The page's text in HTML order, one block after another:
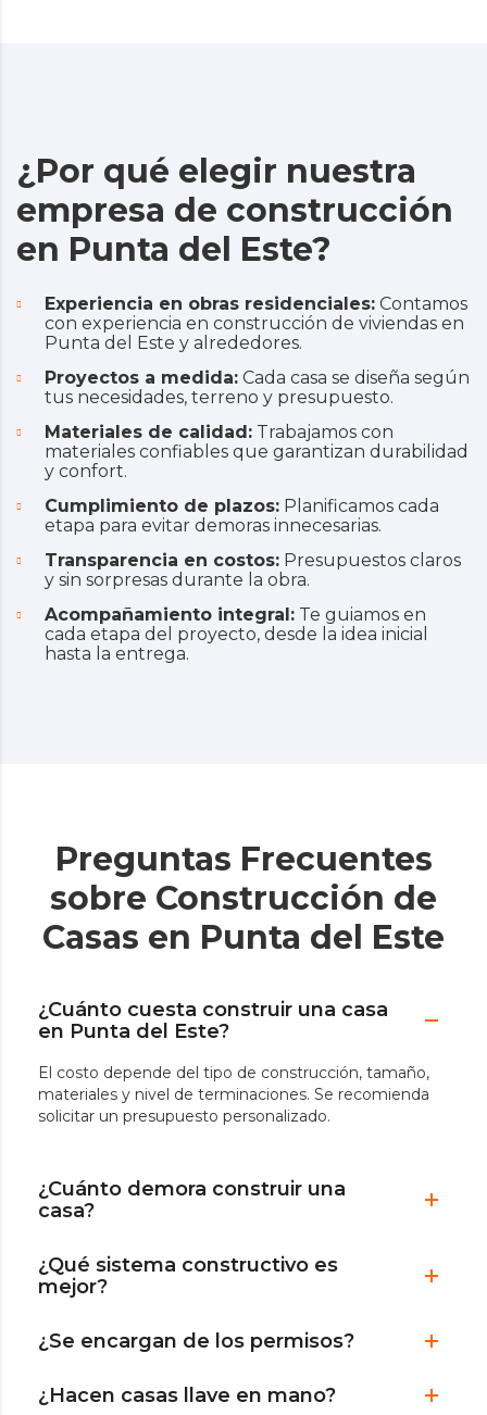
¿Por qué elegir nuestra
empresa de construcción
en Punta del Este?
Experiencia en obras residenciales: Contamos
con experiencia en construcción de viviendas en
Punta del Este y alrededores.
Proyectos a medida: Cada casa se diseña según
tus necesidades, terreno y presupuesto.
Materiales de calidad: Trabajamos con
materiales confiables que garantizan durabilidad
y confort.
Cumplimiento de plazos: Planificamos cada
etapa para evitar demoras innecesarias.
Transparencia en costos: Presupuestos claros
y sin sorpresas durante la obra.
Acompañamiento integral: Te guiamos en
cada etapa del proyecto, desde la idea inicial
hasta la entrega.
Preguntas Frecuentes
sobre Construcción de
Casas en Punta del Este
¿Cuánto cuesta construir una casa
en Punta del Este?
El costo depende del tipo de construcción, tamaño,
materiales y nivel de terminaciones. Se recomienda
solicitar un presupuesto personalizado.
¿Cuánto demora construir una
casa?
¿Qué sistema constructivo es
mejor?
¿Se encargan de los permisos?
¿Hacen casas llave en mano?